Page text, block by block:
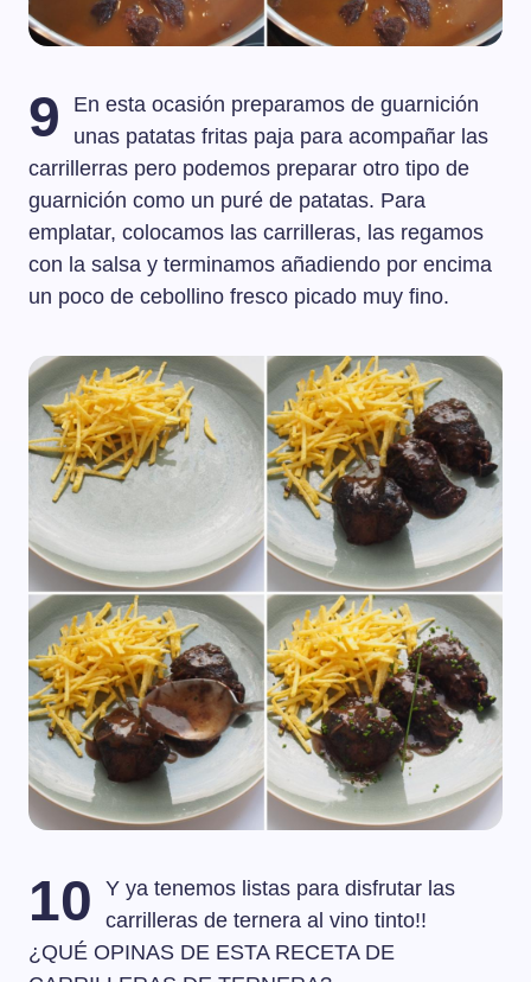
9
En esta ocasión preparamos de guarnición
unas patatas fritas paja para acompañar las
carrillerras pero podemos preparar otro tipo de
guarnición como un puré de patatas. Para
emplatar, colocamos las carrilleras, las regamos
con la salsa y terminamos añadiendo por encima
un poco de cebollino fresco picado muy fino.
10
Y ya tenemos listas para disfrutar las
carrilleras de ternera al vino tinto!!
¿QUÉ OPINAS DE ESTA RECETA DE